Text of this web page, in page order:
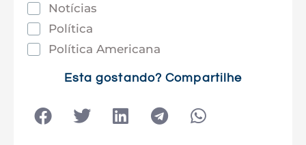
Notícias
Política
Política Americana
Tecnologia
Esta gostando? Compartilhe